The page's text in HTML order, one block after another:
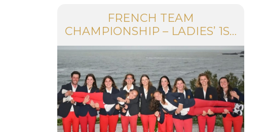
FRENCH TEAM
CHAMPIONSHIP – LADIES’ 1ST
DIVISION (GOLFER’S CLUB
TROPHY